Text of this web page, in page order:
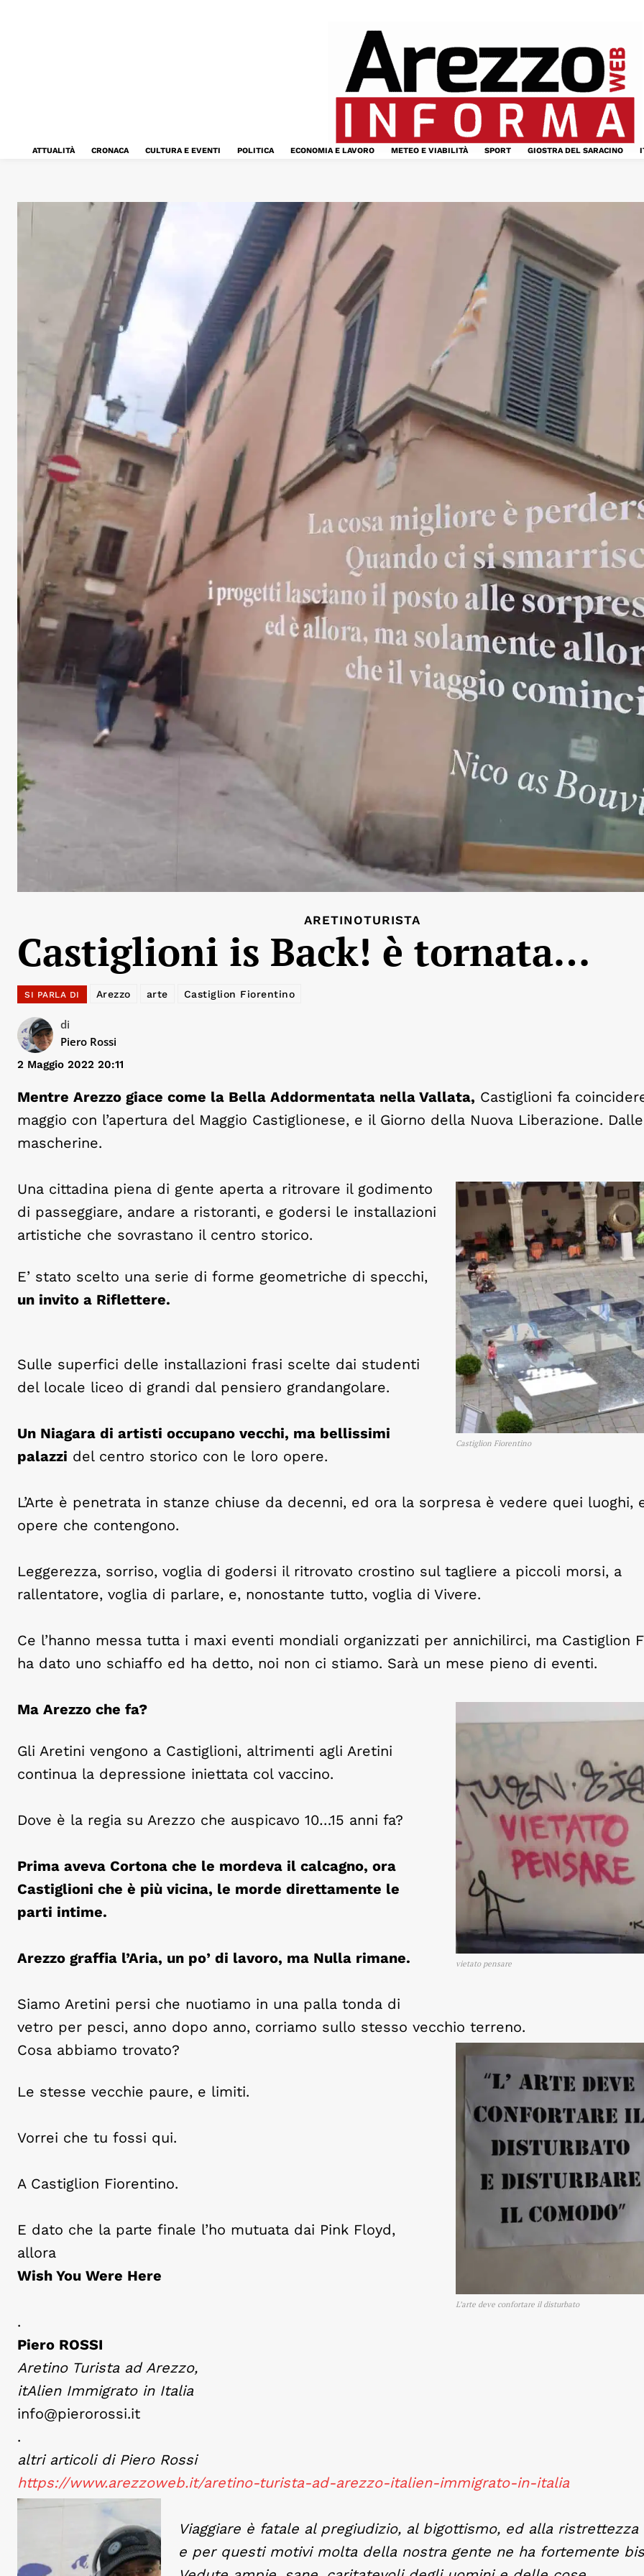
ATTUALITÀ CRONACA CULTURA E EVENTI POLITICA ECONOMIA E LAVORO METEO E VIABILITÀ SPORT GIOSTRA DEL SARACINO
ARETINOTURISTA
Castiglioni is Back! è tornata…
SI PARLA DI Arezzo arte Castiglion Fiorentino
di
Piero Rossi
2 Maggio 2022 20:11
Mentre Arezzo giace come la Bella Addormentata nella Vallata, Castiglioni fa
maggio con l’apertura del Maggio Castiglionese, e il Giorno della Nuova Liberazione. Dalle
mascherine.
Castiglion Fiorentino
Una cittadina piena di gente aperta a ritrovare il godimento
di passeggiare, andare a ristoranti, e godersi le installazioni
artistiche che sovrastano il centro storico.
E’ stato scelto una serie di forme geometriche di specchi,
un invito a Riflettere.
Sulle superfici delle installazioni frasi scelte dai studenti
del locale liceo di grandi dal pensiero grandangolare.
Un Niagara di artisti occupano vecchi, ma bellissimi
palazzi del centro storico con le loro opere.
L’Arte è penetrata in stanze chiuse da decenni, ed ora la sorpresa è vedere quei luoghi,
opere che contengono.
Leggerezza, sorriso, voglia di godersi il ritrovato crostino sul tagliere a piccoli morsi, a
rallentatore, voglia di parlare, e, nonostante tutto, voglia di Vivere.
Ce l’hanno messa tutta i maxi eventi mondiali organizzati per annichilirci, ma Castiglion
ha dato uno schiaffo ed ha detto, noi non ci stiamo. Sarà un mese pieno di eventi.
vietato pensare
Ma Arezzo che fa?
Gli Aretini vengono a Castiglioni, altrimenti agli Aretini
continua la depressione iniettata col vaccino.
Dove è la regia su Arezzo che auspicavo 10…15 anni fa?
Prima aveva Cortona che le mordeva il calcagno, ora
Castiglioni che è più vicina, le morde direttamente le
parti intime.
Arezzo graffia l’Aria, un po’ di lavoro, ma Nulla rimane.
Siamo Aretini persi che nuotiamo in una palla tonda di
vetro per pesci, anno dopo anno, corriamo sullo stesso vecchio terreno.
L’arte deve confortare il disturbato
Cosa abbiamo trovato?
Le stesse vecchie paure, e limiti.
Vorrei che tu fossi qui.
A Castiglion Fiorentino.
E dato che la parte finale l’ho mutuata dai Pink Floyd,
allora
Wish You Were Here
.
Piero ROSSI
Aretino Turista ad Arezzo,
itAlien Immigrato in Italia
info@pierorossi.it
.
altri articoli di Piero Rossi
https://www.arezzoweb.it/aretino-turista-ad-arezzo-italien-immigrato-in-italia
Viaggiare è fatale al pregiudizio, al bigottismo, ed alla ristrettezza
e per questi motivi molta della nostra gente ne ha fortemente